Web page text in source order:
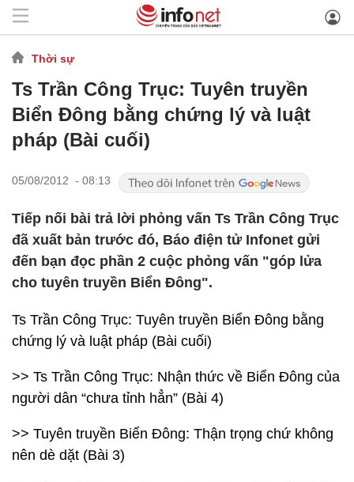
Thời sự
Ts Trần Công Trục: Tuyên truyền
Biển Đông bằng chứng lý và luật
pháp (Bài cuối)
05/08/2012 - 08:13
Tiếp nối bài trả lời phỏng vấn Ts Trần Công Trục
đã xuất bản trước đó, Báo điện tử Infonet gửi
đến bạn đọc phần 2 cuộc phỏng vấn "góp lửa
cho tuyên truyền Biển Đông".
Ts Trần Công Trục: Tuyên truyền Biển Đông bằng
chứng lý và luật pháp (Bài cuối)
>> Ts Trần Công Trục: Nhận thức về Biển Đông của
người dân “chưa tỉnh hẳn” (Bài 4)
>> Tuyên truyền Biển Đông: Thận trọng chứ không
nên dè dặt (Bài 3)